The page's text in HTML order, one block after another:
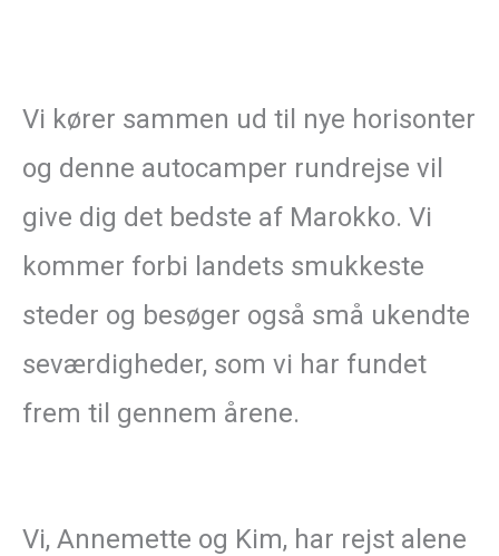
Vi kører sammen ud til nye horisonter
og denne autocamper rundrejse vil
give dig det bedste af Marokko. Vi
kommer forbi landets smukkeste
steder og besøger også små ukendte
seværdigheder, som vi har fundet
frem til gennem årene.
Vi, Annemette og Kim, har rejst alene